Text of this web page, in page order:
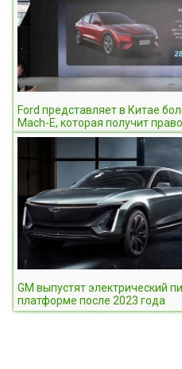
Ford представляет в Китае
Mach-E, которая получит
GM выпустят электрический
платформе после 2023 года